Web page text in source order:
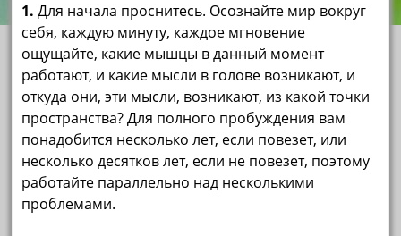
1. Для начала проснитесь. Осознайте мир вокруг
себя, каждую минуту, каждое мгновение
ощущайте, какие мышцы в данный момент
работают, и какие мысли в голове возникают, и
откуда они, эти мысли, возникают, из какой точки
пространства? Для полного пробуждения вам
понадобится несколько лет, если повезет, или
несколько десятков лет, если не повезет, поэтому
работайте параллельно над несколькими
проблемами.